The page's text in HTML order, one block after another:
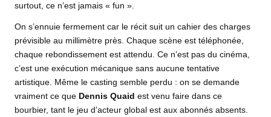
surtout, ce n’est jamais « fun ».
On s’ennuie fermement car le récit suit un cahier des charges
prévisible au millimètre près. Chaque scène est téléphonée,
chaque rebondissement est attendu. Ce n’est pas du cinéma,
c’est une exécution mécanique sans aucune tentative
artistique. Même le casting semble perdu : on se demande
vraiment ce que Dennis Quaid est venu faire dans ce
bourbier, tant le jeu d’acteur global est aux abonnés absents.